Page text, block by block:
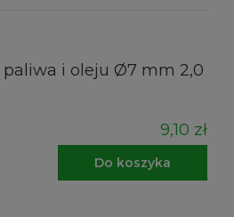
i oleju Ø7 mm 2,0
9,10 zł
Do koszyka